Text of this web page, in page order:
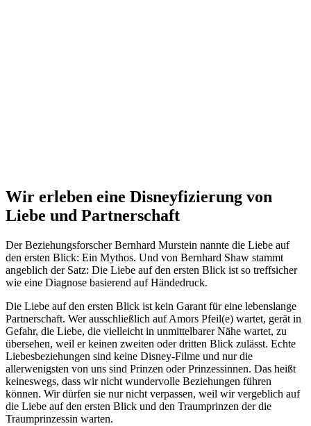
Wir erleben eine Disneyfizierung von
Liebe und Partnerschaft
Der Beziehungsforscher Bernhard Murstein nannte die Liebe auf
den ersten Blick: Ein Mythos. Und von Bernhard Shaw stammt
angeblich der Satz: Die Liebe auf den ersten Blick ist so treffsicher
wie eine Diagnose basierend auf Händedruck.
Die Liebe auf den ersten Blick ist kein Garant für eine lebenslange
Partnerschaft. Wer ausschließlich auf Amors Pfeil(e) wartet, gerät in
Gefahr, die Liebe, die vielleicht in unmittelbarer Nähe wartet, zu
übersehen, weil er keinen zweiten oder dritten Blick zulässt. Echte
Liebesbeziehungen sind keine Disney-Filme und nur die
allerwenigsten von uns sind Prinzen oder Prinzessinnen. Das heißt
keineswegs, dass wir nicht wundervolle Beziehungen führen
können. Wir dürfen sie nur nicht verpassen, weil wir vergeblich auf
die Liebe auf den ersten Blick und den Traumprinzen der die
Traumprinzessin warten.